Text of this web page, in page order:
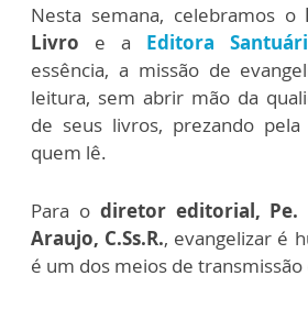
Nesta semana, celebramos o
Livro e a Editora
essência, a missão de
leitura, sem abrir mão da
de seus livros, prezando pela
quem lê.
Para o diretor editorial, Pe.
Araujo, C.Ss.R., evangelizar é
é um dos meios de transmissão